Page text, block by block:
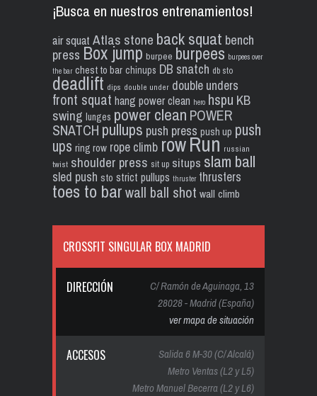
¡Busca en nuestros entrenamientos!
air squat Atlas stone back squat bench
press Box jump burpee burpees burpees over
the bar chest to bar chinups DB snatch db sto
deadlift dips double under double unders
front squat hang power clean hero hspu KB
swing lunges power clean POWER
SNATCH pullups push press push up push
ups ring row rope climb rowRun russian
twist shoulder press sit up situps slam ball
sled push sto strict pullups thruster thrusters
toes to barwall ball shot wall climb
CROSSFIT SINGULAR BOX MADRID
DIRECCIÓN
C/ Ramón de Aguinaga, 13
28028 - Madrid (España)
ver mapa de situación
ACCESOS
Salida 6 M-30 (C/ Alcalá)
Metro Ventas (L2 y L5)
Metro Manuel Becerra (L2 y L6)